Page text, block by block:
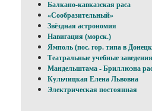
Балкано-кавказская раса
«Сообразительный»
Звёздная астрономия
Навигация (морск.)
Ямполь (пос. гор. типа в
Театральные учебные заведения
Мандельштама - Бриллюэна
Кульчицкая Елена Львовна
Электрическая постоянная